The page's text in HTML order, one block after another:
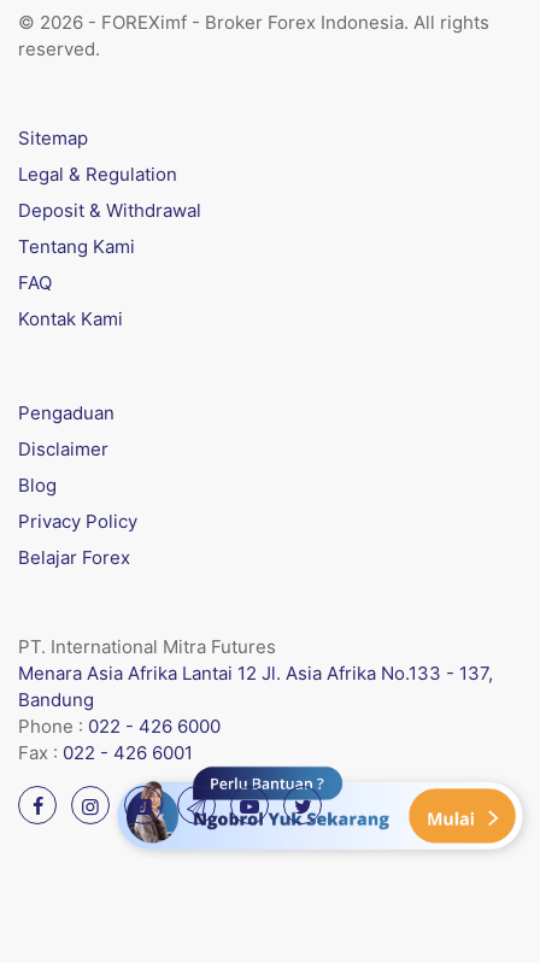
© 2026 - FOREXimf - Broker Forex Indonesia. All rights
reserved.
Sitemap
Legal & Regulation
Deposit & Withdrawal
Tentang Kami
FAQ
Kontak Kami
Pengaduan
Disclaimer
Blog
Privacy Policy
Belajar Forex
PT. International Mitra Futures
Menara Asia Afrika Lantai 12 Jl. Asia Afrika No.133 - 137,
Bandung
Phone : 022 - 426 6000
Fax : 022 - 426 6001